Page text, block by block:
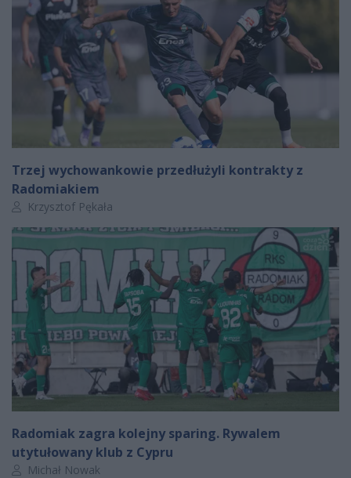
Trzej wychowankowie przedłużyli kontrakty z
Radomiakiem
Autor artykułu:
Krzysztof Pękała
Radomiak zagra kolejny sparing. Rywalem
utytułowany klub z Cypru
Autor artykułu:
Michał Nowak